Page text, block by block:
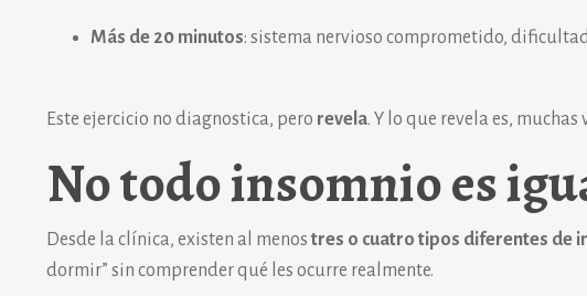
Más de 20 minutos: sistema nervioso comprometido,
Este ejercicio no diagnostica, pero revela. Y lo que revela es,
No todo insomnio es
Desde la clínica, existen al menos tres o cuatro tipos diferentes de
dormir” sin comprender qué les ocurre realmente.